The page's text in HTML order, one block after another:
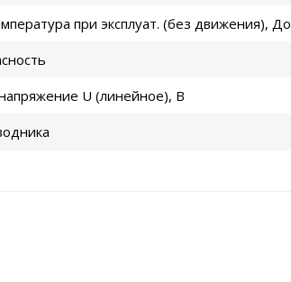
при эксплуат. (без движения), До
U (линейное), В